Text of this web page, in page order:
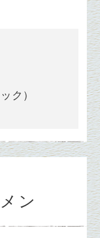
ク）
ン